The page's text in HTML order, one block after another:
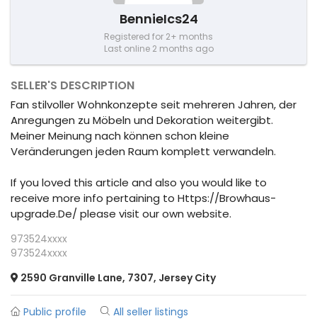
BennieIcs24
Registered for 2+ months
Last online 2 months ago
SELLER'S DESCRIPTION
Fan stilvoller Wohnkonzepte seit mehreren Jahren, der
Anregungen zu Möbeln und Dekoration weitergibt.
Meiner Meinung nach können schon kleine
Veränderungen jeden Raum komplett verwandeln.
If you loved this article and also you would like to
receive more info pertaining to Https://Browhaus-
upgrade.De/ please visit our own website.
973524xxxx
973524xxxx
2590 Granville Lane, 7307, Jersey City
Public profile
All seller listings